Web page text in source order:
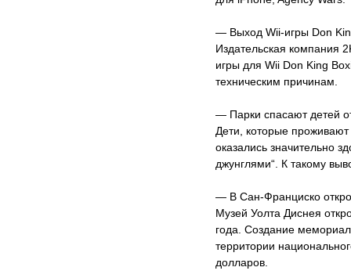
— Выход Wii-игры Don
Издательская компания
игры для Wii Don King
техническим причинам.
— Парки спасают детей
Дети, которые
оказались значительно
джунглями“. К такому
— В Сан-Франциско
Музей Уолта Диснея
года. Создание
территории
долларов.